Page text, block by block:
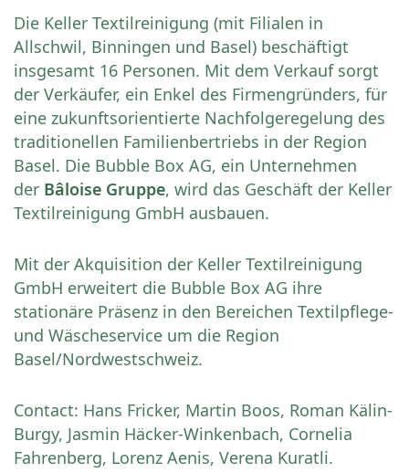
Die Keller Textilreinigung (mit Filialen in
Allschwil, Binningen und Basel) beschäftigt
insgesamt 16 Personen. Mit dem Verkauf sorgt
der Verkäufer, ein Enkel des Firmengründers, für
eine zukunftsorientierte Nachfolgeregelung des
traditionellen Familienbertriebs in der Region
Basel. Die Bubble Box AG, ein Unternehmen
der Bâloise Gruppe, wird das Geschäft der Keller
Textilreinigung GmbH ausbauen.
Mit der Akquisition der Keller Textilreinigung
GmbH erweitert die Bubble Box AG ihre
stationäre Präsenz in den Bereichen Textilpflege-
und Wäscheservice um die Region
Basel/Nordwestschweiz.
Contact: Hans Fricker, Martin Boos, Roman Kälin-
Burgy, Jasmin Häcker-Winkenbach, Cornelia
Fahrenberg, Lorenz Aenis, Verena Kuratli.